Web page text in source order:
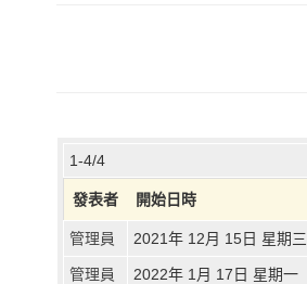
1-4/4
發表者 開始日時
管理員 2021年 12月 15日 星期三
管理員 2022年 1月 17日 星期一